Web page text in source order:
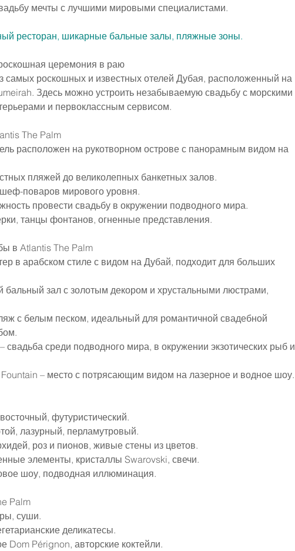
мечты с лучшими мировыми специалистами.
ресторан, шикарные бальные залы, пляжные зоны.
церемония в раю
самых роскошных и известных отелей Дубая, расположенный на
Здесь можно устроить незабываемую свадьбу с морскими
и первоклассным сервисом.
The Palm
расположен на рукотворном острове с панорамным видом на
пляжей до великолепных банкетных залов.
поваров мирового уровня.
провести свадьбу в окружении подводного мира.
танцы фонтанов, огненные представления.
в Atlantis The Palm
в арабском стиле с видом на Дубай, подходит для больших
бальный зал с золотым декором и хрустальными люстрами,
с белым песком, идеальный для романтичной свадебной
среди подводного мира, в окружении экзотических рыб и
– место с потрясающим видом на лазерное и водное шоу.
футуристический.
лазурный, перламутровый.
роз и пионов, живые стены из цветов.
элементы, кристаллы Swarovski, свечи.
шоу, подводная иллюминация.
Palm
суши.
деликатесы.
Dom Pérignon, авторские коктейли.